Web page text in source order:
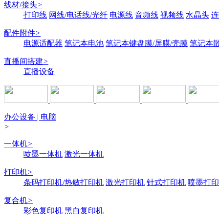
线材/接头>
打印线 网线/电话线/光纤 电源线 音频线 视频线 水晶头
配件附件>
电源适配器 笔记本电池 笔记本键盘膜/屏膜/壳膜 笔记本
直播间搭建>
直播设备
办公设备 | 电脑
>
一体机>
喷墨一体机 激光一体机
打印机>
条码打印机/热敏打印机 激光打印机 针式打印机 喷墨打
复合机>
彩色复印机 黑白复印机